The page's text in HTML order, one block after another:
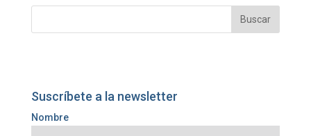
Suscríbete a la newsletter
Nombre